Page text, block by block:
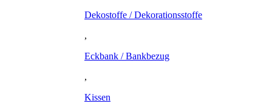
Dekostoffe / Dekorationsstoffe
,
Eckbank / Bankbezug
,
Kissen